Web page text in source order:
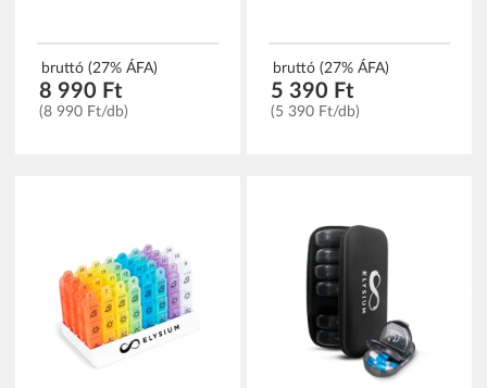
bruttó (27% ÁFA)
8 990 Ft
(8 990 Ft/db)
bruttó (27% ÁFA)
5 390 Ft
(5 390 Ft/db)